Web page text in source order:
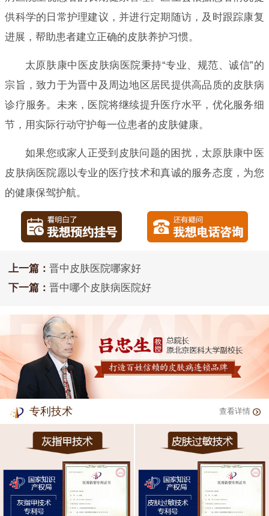
供科学的日常护理建议，并进行定期随访，及时跟踪康复
进展，帮助患者建立正确的皮肤养护习惯。
太原肤康中医皮肤病医院秉持“专业、规范、诚信”的
宗旨，致力于为晋中及周边地区居民提供高品质的皮肤病
诊疗服务。未来，医院将继续提升医疗水平，优化服务细
节，用实际行动守护每一位患者的皮肤健康。
如果您或家人正受到皮肤问题的困扰，太原肤康中医
皮肤病医院愿以专业的医疗技术和真诚的服务态度，为您
的健康保驾护航。
上一篇： 晋中皮肤医院哪家好
下一篇： 晋中哪个皮肤病医院好
专利技术 查看详情